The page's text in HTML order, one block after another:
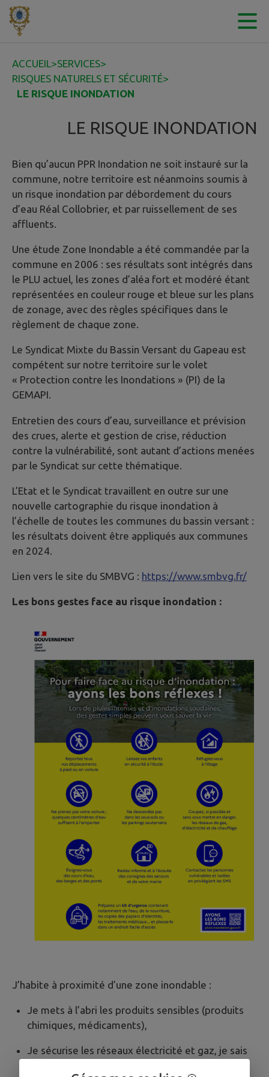
Contenu
ACCUEIL>SERVICES>
RISQUES NATURELS ET SÉCURITÉ>
LE RISQUE INONDATION
LE RISQUE INONDATION
Bien qu’aucun PPR Inondation ne soit instauré sur la
commune, notre territoire est néanmoins soumis à
un risque inondation par débordement du cours
d’eau Réal Collobrier, et par ruissellement de ses
affluents.
Une étude Zone Inondable a été commandée par la
commune en 2006 : ses résultats sont intégrés dans
le PLU actuel, les zones d’aléa fort et modéré étant
représentées en couleur rouge et bleue sur les plans
de zonage, avec des règles spécifiques dans le
règlement de chaque zone.
Le Syndicat Mixte du Bassin Versant du Gapeau est
compétent sur notre territoire sur le volet
« Protection contre les Inondations » (PI) de la
GEMAPI.
Entretien des cours d’eau, surveillance et prévision
des crues, alerte et gestion de crise, réduction
contre la vulnérabilité, sont autant d’actions menées
par le Syndicat sur cette thématique.
L’Etat et le Syndicat travaillent en outre sur une
nouvelle cartographie du risque inondation à
l’échelle de toutes les communes du bassin versant :
les résultats doivent être appliqués aux communes
en 2024.
Lien vers le site du SMBVG : https://www.smbvg.fr/
Les bons gestes face au risque inondation :
J’habite à proximité d’une zone inondable :
Je mets à l’abri les produits sensibles (produits
chimiques, médicaments),
Je sécurise les réseaux électricité et gaz, je sais